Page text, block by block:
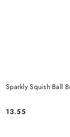
Sparkly Squish Ball
Cena:
13.55